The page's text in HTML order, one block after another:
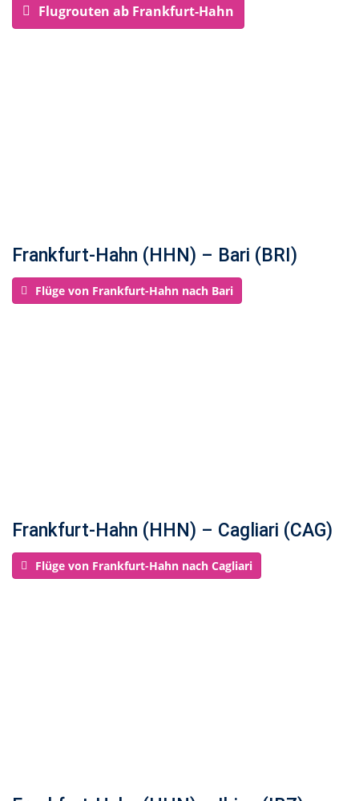
Flugrouten ab Frankfurt-Hahn
Frankfurt-Hahn (HHN) – Bari (BRI)
Flüge von Frankfurt-Hahn nach Bari
Frankfurt-Hahn (HHN) – Cagliari (CAG)
Flüge von Frankfurt-Hahn nach Cagliari